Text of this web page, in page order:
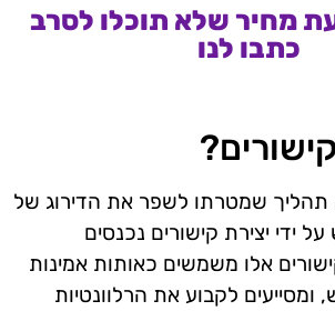
מחיר שלא תוכלו לסרב
כתבו לנו
תהליך שמטרתו לשפר את הדירוג של
ידי יצירת קישורים נכנסים
אלו משמשים כאותות אמינות
ומסייעים לקבוע את הרלוונטיות